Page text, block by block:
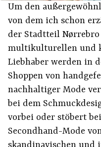
Um den
von dem ich schon
der Stadtteil
multikulturellen und
Liebhaber werden in
Shoppen von
nachhaltiger Mode
bei dem
vorbei oder stöbert bei
Secondhand-Mode